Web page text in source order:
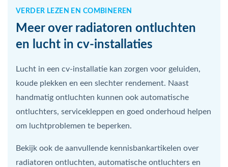
VERDER LEZEN EN COMBINEREN
Meer over radiatoren ontluchten
en lucht in cv-installaties
Lucht in een cv-installatie kan zorgen voor geluiden,
koude plekken en een slechter rendement. Naast
handmatig ontluchten kunnen ook automatische
ontluchters, servicekleppen en goed onderhoud helpen
om luchtproblemen te beperken.
Bekijk ook de aanvullende kennisbankartikelen over
radiatoren ontluchten, automatische ontluchters en